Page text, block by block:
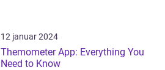
12 januar 2024
Themometer App: Everything You
Need to Know